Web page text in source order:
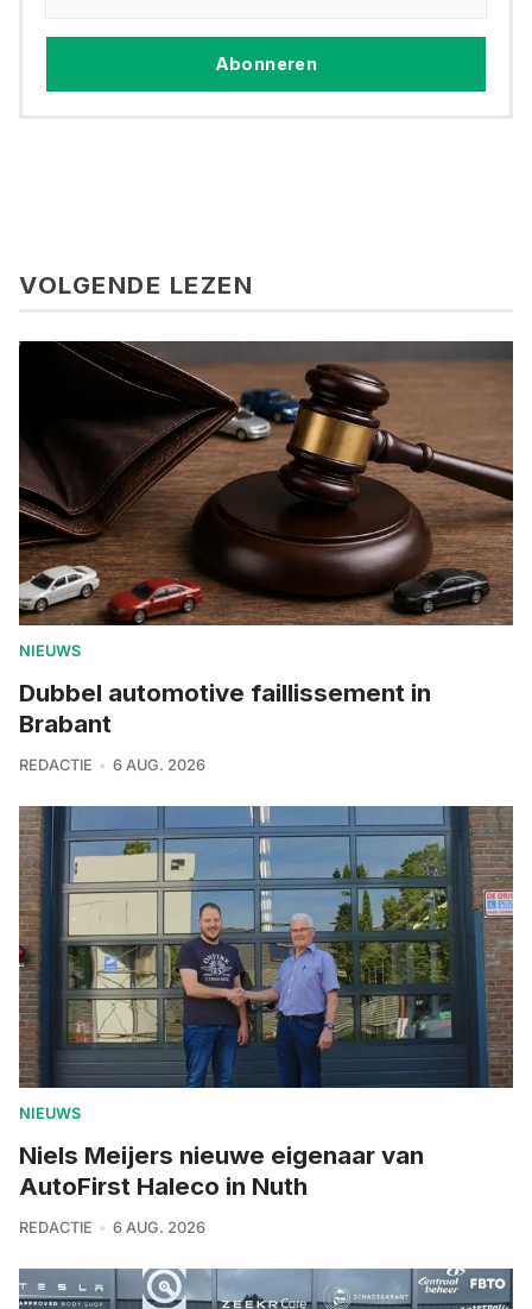
Abonneren
VOLGENDE LEZEN
NIEUWS
Dubbel automotive faillissement in
Brabant
REDACTIE 6 AUG. 2026
NIEUWS
Niels Meijers nieuwe eigenaar van
AutoFirst Haleco in Nuth
REDACTIE 6 AUG. 2026